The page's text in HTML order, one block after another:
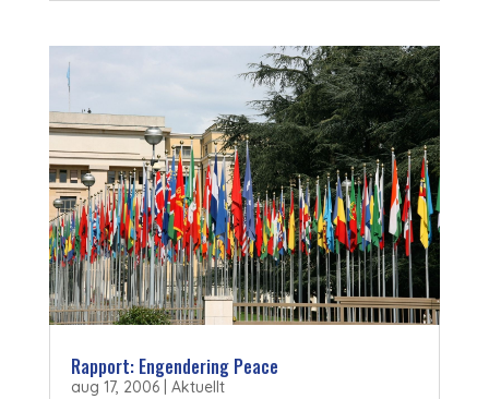
Rapport: Engendering Peace
aug 17, 2006| Aktuellt